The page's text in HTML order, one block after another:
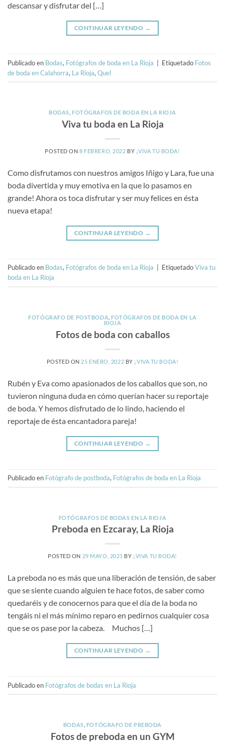
descansar y disfrutar del […]
CONTINUAR LEYENDO →
Publicado en Bodas, Fotógrafos de boda en La Rioja Etiquetado Fotos
de boda en Calahorra, La Rioja, Quel
BODAS ,FOTÓGRAFOS DE BODA EN LA RIOJA
Viva tu boda en La Rioja
POSTED ON8 FEBRERO, 2022 BY ¡VIVA TU BODA!
Como disfrutamos con nuestros amigos Iñigo y Lara, fue una
boda divertida y muy emotiva en la que lo pasamos en
grande! Ahora os toca disfrutar y ser muy felices en ésta
nueva etapa!
CONTINUAR LEYENDO →
Publicado en Bodas, Fotógrafos de boda en La Rioja EtiquetadoViva tu
boda en La Rioja
FOTÓGRAFO DE POSTBODA ,FOTÓGRAFOS DE BODA EN LA
RIOJA
Fotos de boda con caballos
POSTED ON 25 ENERO, 2022 BY ¡VIVA TU BODA!
Rubén y Eva como apasionados de los caballos que son, no
tuvieron ninguna duda en cómo querían hacer su reportaje
de boda. Y hemos disfrutado de lo lindo, haciendo el
reportaje de ésta encantadora pareja!
CONTINUAR LEYENDO →
Publicado en Fotógrafo de postboda, Fotógrafos de boda en La Rioja
FOTÓGRAFOS DE BODAS EN LA RIOJA
Preboda en Ezcaray, La Rioja
POSTED ON 29 MAYO, 2021 BY ¡VIVA TU BODA!
La preboda no es más que una liberación de tensión, de saber
que se siente cuando alguien te hace fotos, de saber como
quedaréis y de conocernos para que el día de la boda no
tengáis ni el más mínimo reparo en pedirnos cualquier cosa
que se os pase por la cabeza. Muchos […]
CONTINUAR LEYENDO →
Publicado en Fotógrafos de bodas en La Rioja
BODAS FOTÓGRAFO DE PREBODA
Fotos de preboda en un GYM